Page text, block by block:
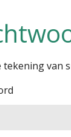
tekening van